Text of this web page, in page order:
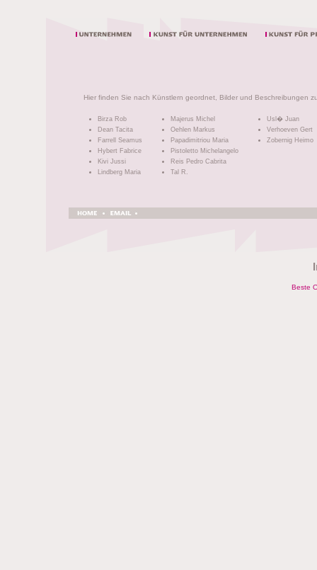
Hier finden Sie nach Künstlern geordnet, Bilder und Beschreibungen
Birza Rob
Dean Tacita
Farrell Seamus
Hybert Fabrice
Kivi Jussi
Lindberg Maria
Majerus Michel
Oehlen Markus
Papadimitriou Maria
Pistoletto Michelangelo
Reis Pedro Cabrita
Tal R.
Usl� Juan
Verhoeven Gert
Zobernig Heimo
Beste